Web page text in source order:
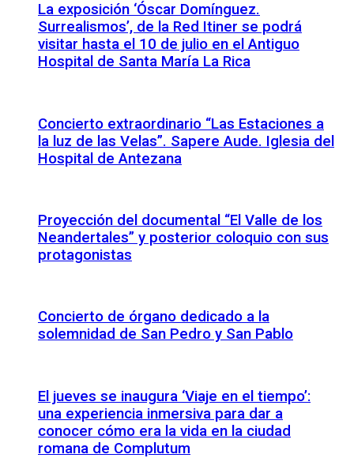
La exposición ‘Óscar Domínguez.
Surrealismos’, de la Red Itiner se podrá
visitar hasta el 10 de julio en el Antiguo
Hospital de Santa María La Rica
Concierto extraordinario “Las Estaciones a
la luz de las Velas”. Sapere Aude. Iglesia del
Hospital de Antezana
Proyección del documental “El Valle de los
Neandertales” y posterior coloquio con sus
protagonistas
Concierto de órgano dedicado a la
solemnidad de San Pedro y San Pablo
El jueves se inaugura ‘Viaje en el tiempo’:
una experiencia inmersiva para dar a
conocer cómo era la vida en la ciudad
romana de Complutum